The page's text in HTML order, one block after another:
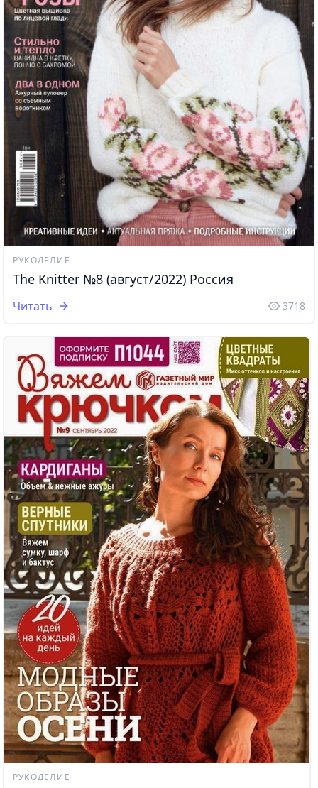
РУКОДЕЛИЕ
The Knitter №8 (август/2022) Россия
Читать 3718
РУКОДЕЛИЕ